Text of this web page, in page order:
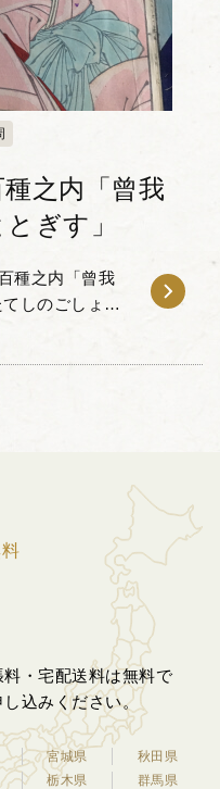
之内「曾我
ぎす」
種之内「曾我
しのごしょぞ
・宅配送料は無料で
込みください。
宮城県
秋田県
栃木県
群馬県